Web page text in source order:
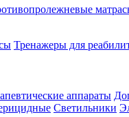
Тренажеры для
аппараты
Светильники